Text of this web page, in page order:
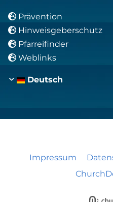
 Prävention
 Hinweisgeberschutz
 Pfarreifinder
 Weblinks
Deutsch
Impressum